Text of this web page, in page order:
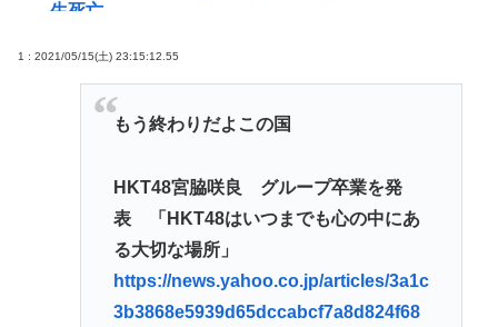
生死亡
強かよ？？
めね？中国人虐殺したくせに」
「世界の売春婦（セクロスワーカー）の数と割合」
反論「そんなはずはない日本は上位なはずだ」←こ
中村江里子アナ フジテレビ時代に経費精算をしなか
1 : 2021/05/15(土) 23:15:12.55
もう終わりだよこの国
HKT48宮脇咲良 グループ卒業を発
表 「HKT48はいつまでも心の中にあ
る大切な場所」
https://news.yahoo.co.jp/articles/3a1c
3b3868e5939d65dccabcf7a8d824f68